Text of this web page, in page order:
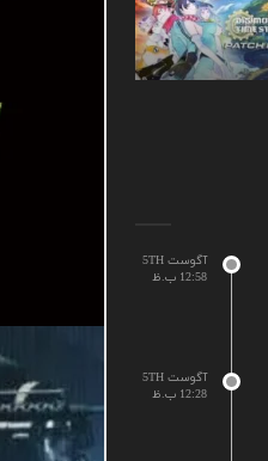
آگوست 5TH
12:58 ب.ظ
آگوست 5TH
12:28 ب.ظ